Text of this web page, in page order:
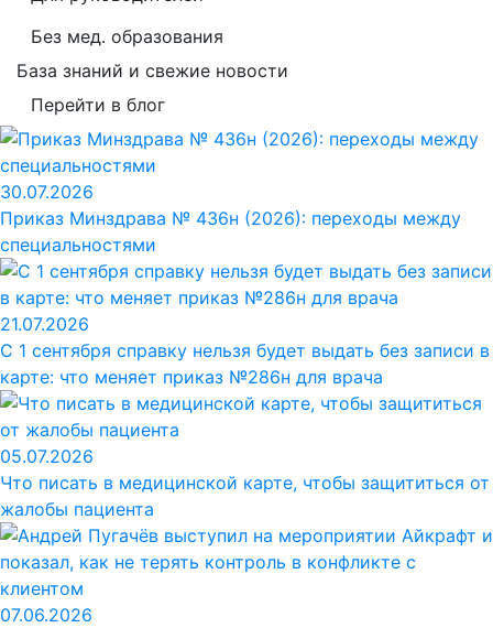
Без мед. образования
База знаний и свежие новости
Перейти в блог
30.07.2026
Приказ Минздрава № 436н (2026): переходы между
специальностями
21.07.2026
С 1 сентября справку нельзя будет выдать без записи в
карте: что меняет приказ №286н для врача
05.07.2026
Что писать в медицинской карте, чтобы защититься от
жалобы пациента
07.06.2026